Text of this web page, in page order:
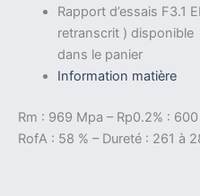
Rapport d’essais F3.1
retranscrit )
dans le panier
Information matière
Rm : 969 Mpa – Rp0.2% :
RofA : 58 % – Dureté : 261 à